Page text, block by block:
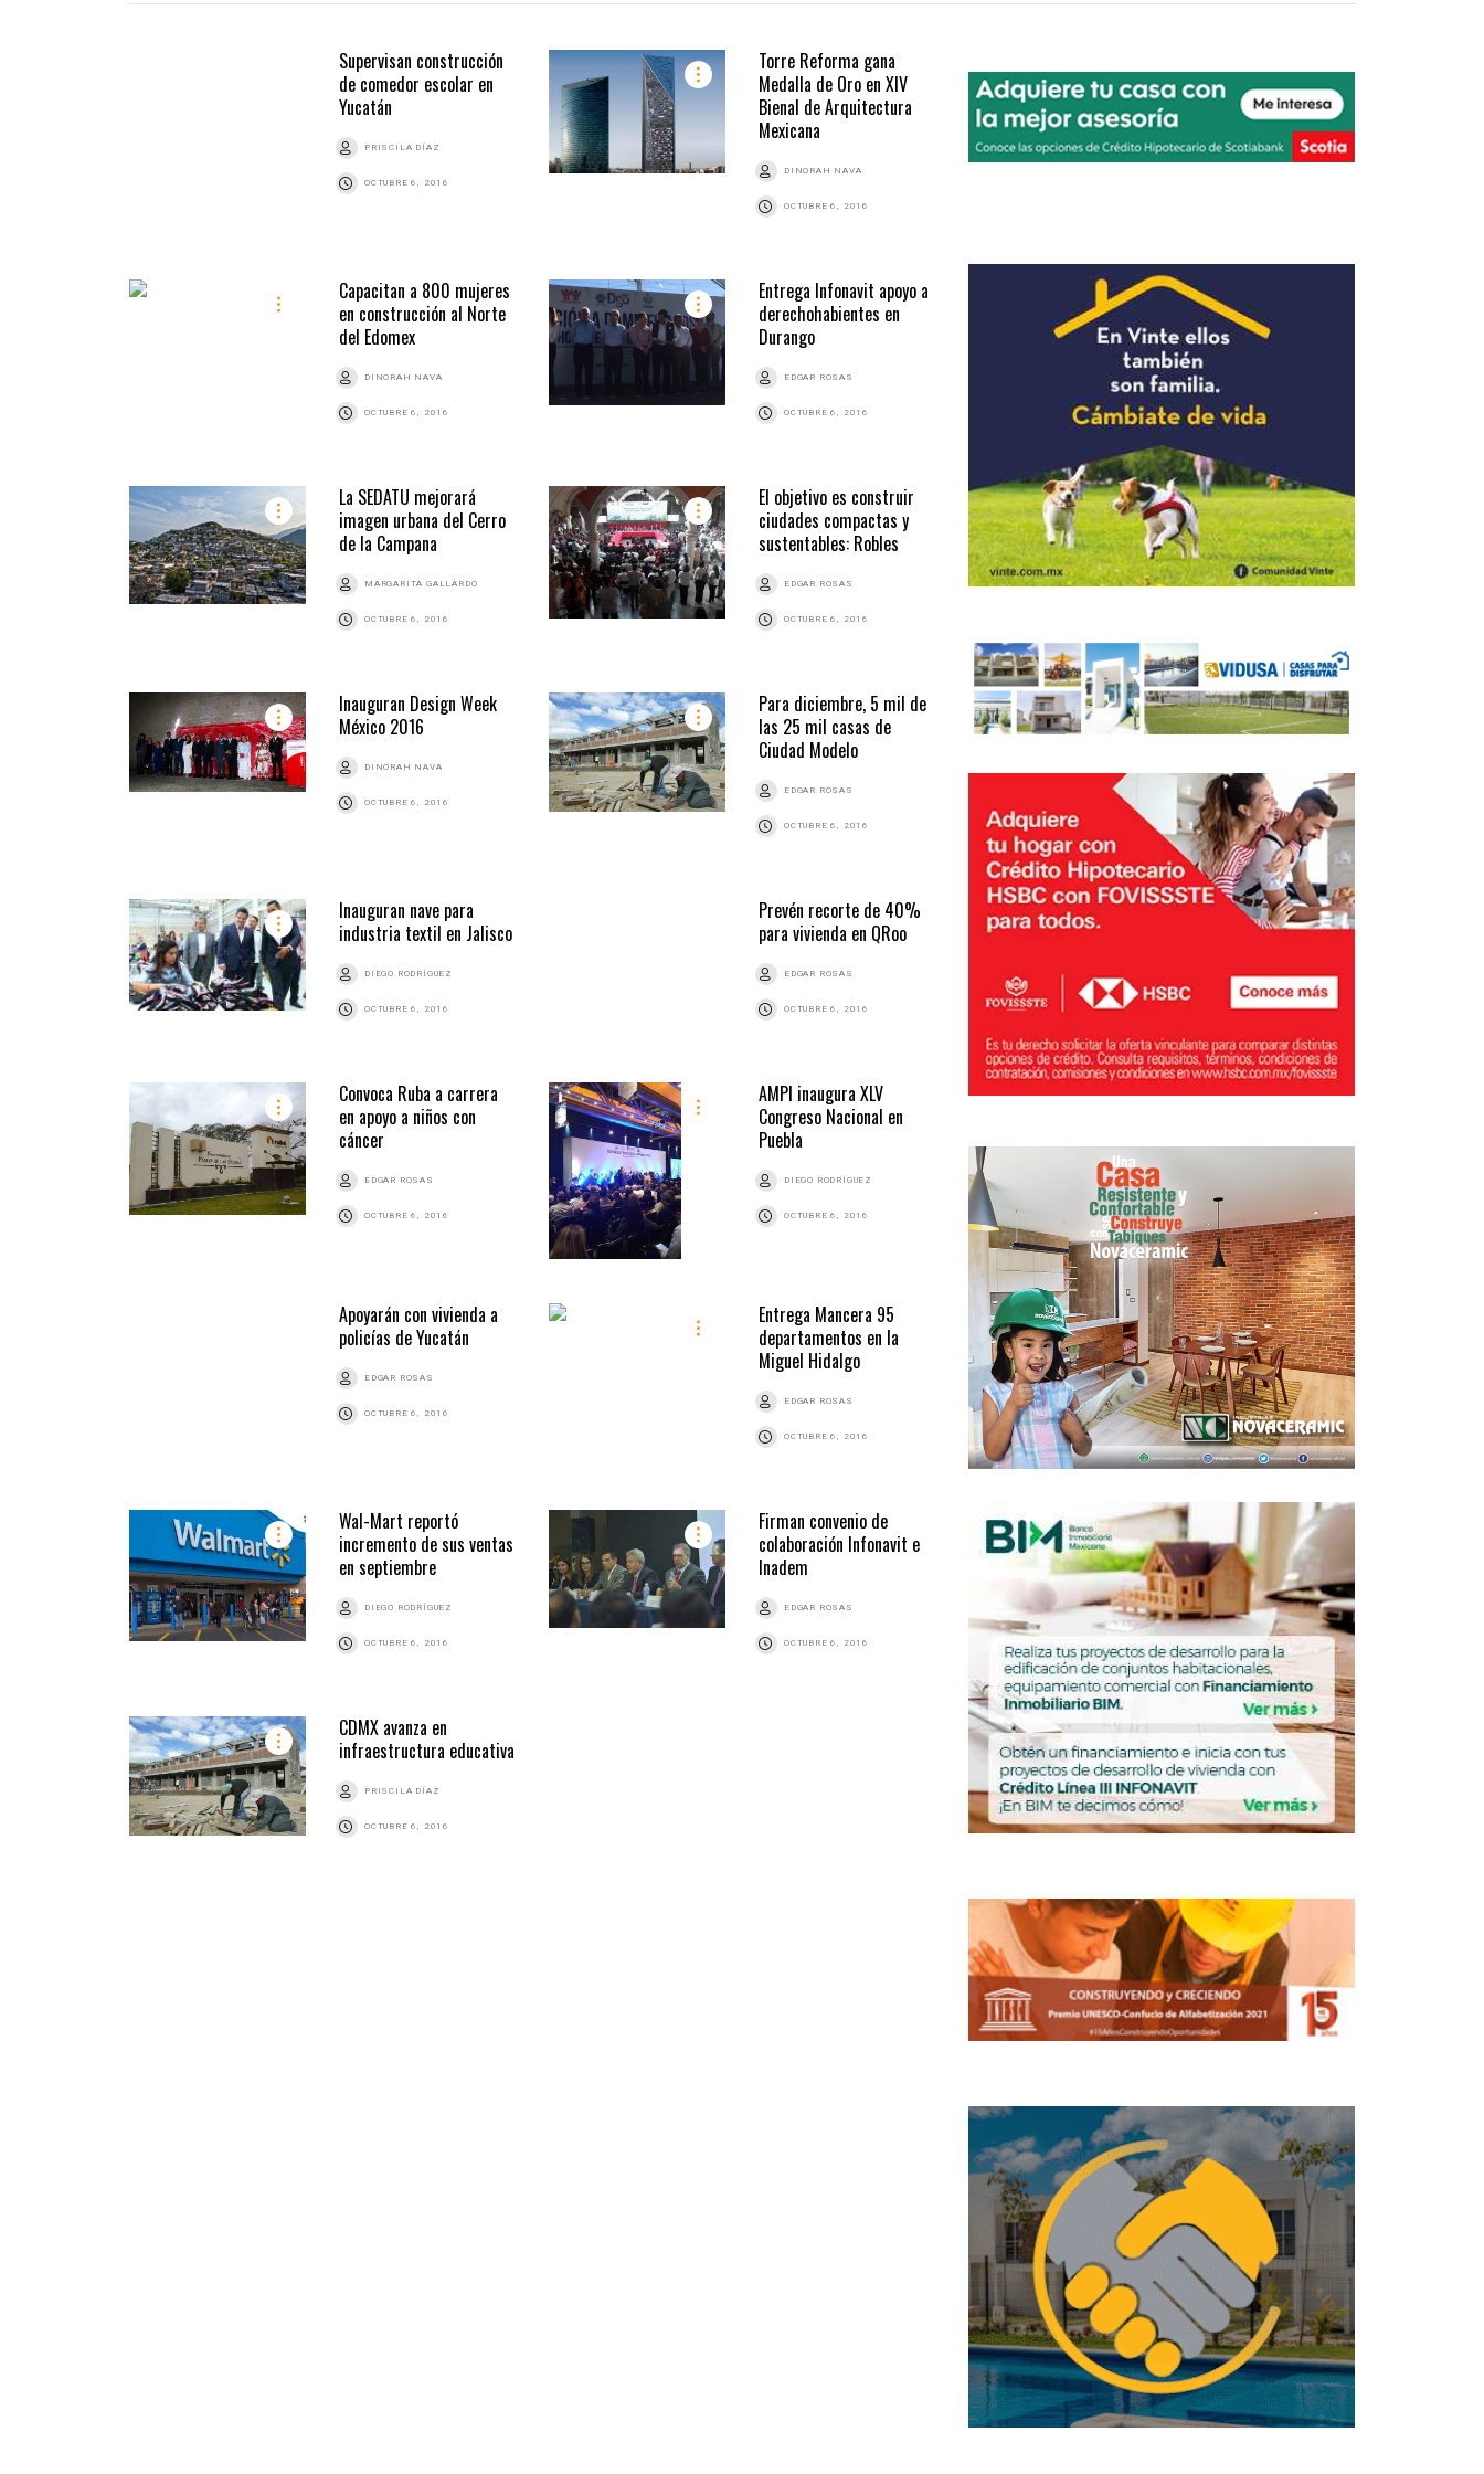
Supervisan construcción
de comedor escolar en
Yucatán
PRISCILA DÍAZ
OCTUBRE 6, 2016
Torre Reforma gana
Medalla de Oro en XIV
Bienal de Arquitectura
Mexicana
DINORAH NAVA
OCTUBRE 6, 2016
Capacitan a 800 mujeres
en construcción al Norte
del Edomex
DINORAH NAVA
OCTUBRE 6, 2016
Entrega Infonavit apoyo a
derechohabientes en
Durango
EDGAR ROSAS
OCTUBRE 6, 2016
La SEDATU mejorará
imagen urbana del Cerro
de la Campana
MARGARITA GALLARDO
OCTUBRE 6, 2016
El objetivo es construir
ciudades compactas y
sustentables: Robles
EDGAR ROSAS
OCTUBRE 6, 2016
Inauguran Design Week
México 2016
DINORAH NAVA
OCTUBRE 6, 2016
Para diciembre, 5 mil de
las 25 mil casas de
Ciudad Modelo
EDGAR ROSAS
OCTUBRE 6, 2016
Inauguran nave para
industria textil en Jalisco
DIEGO RODRÍGUEZ
OCTUBRE 6, 2016
Prevén recorte de 40%
para vivienda en QRoo
EDGAR ROSAS
OCTUBRE 6, 2016
Convoca Ruba a carrera
en apoyo a niños con
cáncer
EDGAR ROSAS
OCTUBRE 6, 2016
AMPI inaugura XLV
Congreso Nacional en
Puebla
DIEGO RODRÍGUEZ
OCTUBRE 6, 2016
Apoyarán con vivienda a
policías de Yucatán
EDGAR ROSAS
OCTUBRE 6, 2016
Entrega Mancera 95
departamentos en la
Miguel Hidalgo
EDGAR ROSAS
OCTUBRE 6, 2016
Wal-Mart reportó
incremento de sus ventas
en septiembre
DIEGO RODRÍGUEZ
OCTUBRE 6, 2016
Firman convenio de
colaboración Infonavit e
Inadem
EDGAR ROSAS
OCTUBRE 6, 2016
CDMX avanza en
infraestructura educativa
PRISCILA DÍAZ
OCTUBRE 6, 2016